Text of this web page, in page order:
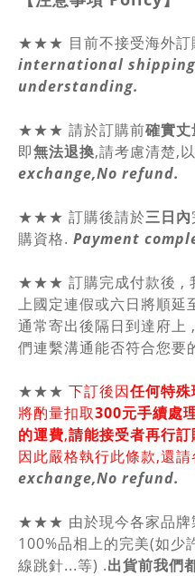
★★★ 目前不接受海外訂
international
understanding.
★★★ 請於訂購前確實
即無法退換,請考慮清楚,
exchange,No refund.
★★★ 訂購後請於三日內
購資格. Payment
★★★ 訂購完成付款後 ,
上國定連假或六日將順延
通常寄出後隔日到達府上
們連繫溝通能否符合您要
★★★ 下訂後因任何特殊
將酌量扣取300元手續處
的運費,請能接受者再行訂
因此嚴格執行此條款,還
exchange,No refund.
★★★ 由於現今各家品牌
100%品相上的完美(如少
線跳針...等) .出貨前我們